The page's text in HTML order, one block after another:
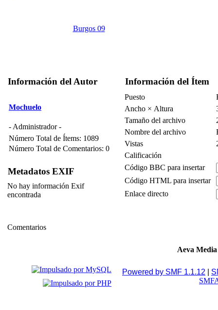
Burgos 09
Información del Autor Información del Ítem
Mochuelo
- Administrador -
Número Total de Ítems: 1089
Número Total de Comentarios: 0
Puesto
Ancho × Altura
Tamaño del archivo
Nombre del archivo
Vistas
Calificación
Código BBC para insertar
Código HTML para insertar
Enlace directo
Metadatos EXIF
No hay información Exif
encontrada
Comentarios
Aeva Media
Powered by SMF 1.1.12